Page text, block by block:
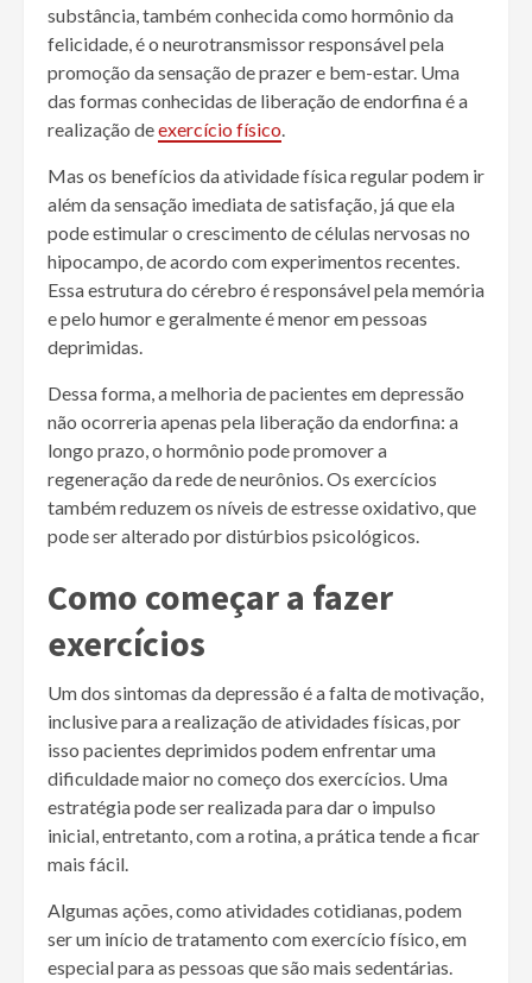
substância, também conhecida como hormônio da
felicidade, é o neurotransmissor responsável pela
promoção da sensação de prazer e bem-estar. Uma
das formas conhecidas de liberação de endorfina é a
realização deexercício físico.
Mas os benefícios da atividade física regular podem ir
além da sensação imediata de satisfação, já que ela
pode estimular o crescimento de células nervosas no
hipocampo, de acordo com experimentos recentes.
Essa estrutura do cérebro é responsável pela memória
e pelo humor e geralmente é menor em pessoas
deprimidas.
Dessa forma, a melhoria de pacientes em depressão
não ocorreria apenas pela liberação da endorfina: a
longo prazo, o hormônio pode promover a
regeneração da rede de neurônios. Os exercícios
também reduzem os níveis de estresse oxidativo, que
pode ser alterado por distúrbios psicológicos.
Como começar a fazer
exercícios
Um dos sintomas da depressão é a falta de motivação,
inclusive para a realização de atividades físicas, por
isso pacientes deprimidos podem enfrentar uma
dificuldade maior no começo dos exercícios. Uma
estratégia pode ser realizada para dar o impulso
inicial, entretanto, com a rotina, a prática tende a ficar
mais fácil.
Algumas ações, como atividades cotidianas, podem
ser um início de tratamento com exercício físico, em
especial para as pessoas que são mais sedentárias.